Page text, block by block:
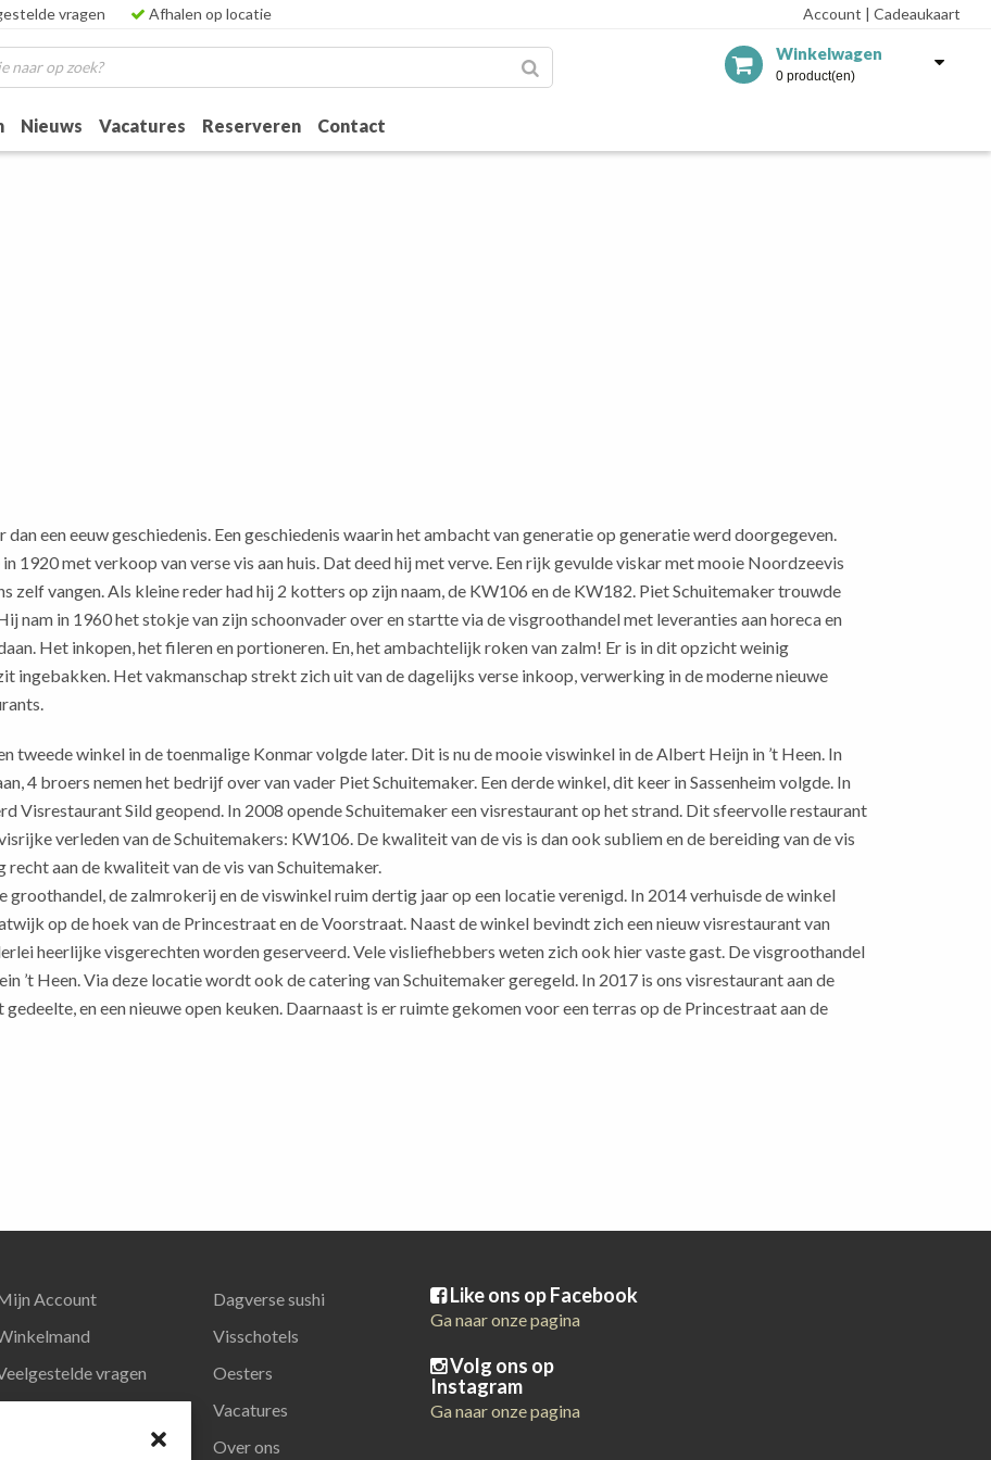
vragen Afhalen op locatie Account | Cadeaukaart
Winkelwagen
0 product(en)
Nieuws Vacatures Reserveren Contact
een eeuw geschiedenis. Een geschiedenis waarin het ambacht van generatie op generatie werd doorgegeven.
met verkoop van verse vis aan huis. Dat deed hij met verve. Een rijk gevulde viskar met mooie Noordzeevis
zelf vangen. Als kleine reder had hij 2 kotters op zijn naam, de KW106 en de KW182. Piet Schuitemaker trouwde
nam in 1960 het stokje van zijn schoonvader over en startte via de visgroothandel met leveranties aan horeca en
Het inkopen, het fileren en portioneren. En, hetambachtelijk roken van zalm! Er is in dit opzicht weinig
ingebakken. Het vakmanschap strekt zich uit van de dagelijks verse inkoop, verwerking in de moderne nieuwe
tweede winkel in de toenmalige Konmar volgde later. Dit is nu de mooie viswinkel in de Albert Heijn in ’t Heen. In
4 broers nemen het bedrijf over van vader Piet Schuitemaker. Een derde winkel, dit keer in Sassenheim volgde. In
Visrestaurant Sild geopend. In 2008 opende Schuitemaker een visrestaurant op het strand. Dit sfeervolle restaurant
verleden van de Schuitemakers: KW106. De kwaliteit van de vis is dan ook subliem en de bereiding van de vis
aan de kwaliteit van de vis van Schuitemaker.
de zalmrokerij en de viswinkel ruim dertig jaar op een locatie verenigd. In 2014 verhuisde de winkel
op de hoek van de Princestraat en de Voorstraat. Naast de winkel bevindt zich een nieuw visrestaurant van
heerlijke visgerechten worden geserveerd. Vele visliefhebbers weten zich ook hier vaste gast. De visgroothandel
’t Heen. Via deze locatie wordt ook de catering van Schuitemaker geregeld. In 2017 is ons visrestaurant aan de
en een nieuwe open keuken. Daarnaast is er ruimte gekomen voor een terras op de Princestraat aan de
Account
vragen
Dagverse sushi
Visschotels
Oesters
Vacatures
Over ons
Like ons op Facebook
Ga naar onze pagina
Volg ons op
Instagram
Ga naar onze pagina